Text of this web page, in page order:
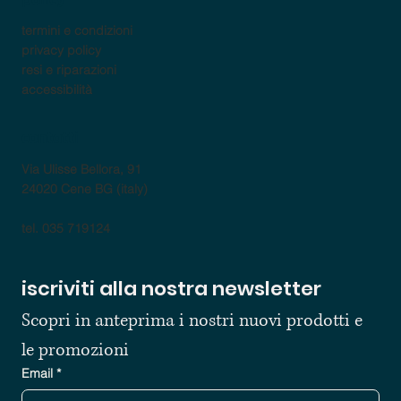
termini e condizioni
privacy policy
resi e riparazioni
accessibilità
Via Ulisse Bellora, 91
24020 Cene BG (italy)
tel. 035 719124
iscriviti alla nostra newsletter
Scopri in anteprima i nostri nuovi prodotti e
le promozioni
Email *